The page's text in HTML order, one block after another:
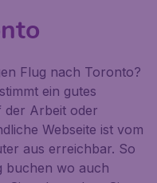
Flug nach Toronto?
ein gutes
der Arbeit oder
Webseite ist vom
aus erreichbar. So
buchen wo auch